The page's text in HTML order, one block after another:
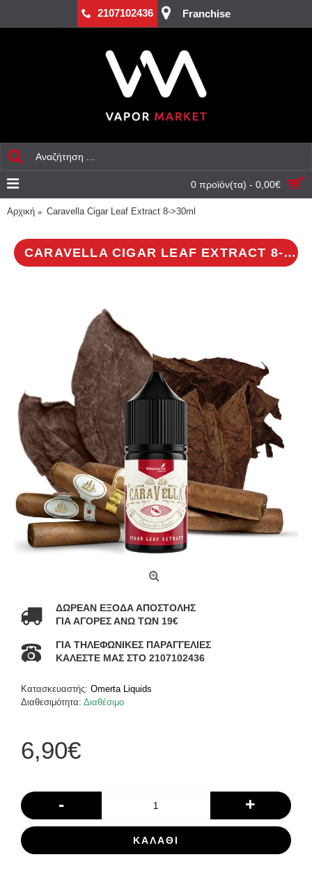
2107102436 Franchise
0 προϊόν(τα) - 0,00€
Αρχική Caravella Cigar Leaf Extract 8->30ml
CARAVELLA CIGAR LEAF EXTRACT 8->30ML
ΔΩΡΕΑΝ ΕΞΟΔΑ ΑΠΟΣΤΟΛΗΣ
ΓΙΑ ΑΓΟΡΕΣ ΑΝΩ ΤΩΝ 19€
ΓΙΑ ΤΗΛΕΦΩΝΙΚΕΣ ΠΑΡΑΓΓΕΛΙΕΣ
ΚΑΛΕΣΤΕ ΜΑΣ ΣΤΟ 2107102436
Κατασκευαστής: Omerta Liquids
Διαθεσιμότητα: Διαθέσιμο
6,90€
- +
ΚΑΛΆΘΙ